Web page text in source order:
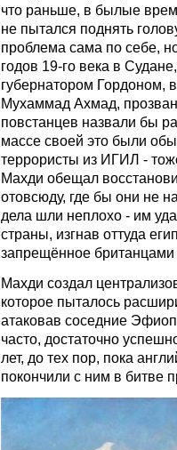
что раньше, в былые
не пытался поднять
проблема сама по себе,
годов 19-го века в
губернатором Гордоном,
Мухаммад Ахмад,
повстанцев назвали бы
массе своей это были
террористы из ИГИЛ -
Махди обещал
отовсюду, где бы они не
дела шли неплохо - им
страны, изгнав оттуда
запрещённое британцами
Махди создал
которое пыталось
атаковав соседние
часто, достаточно
лет, до тех пор, пока
покончили с ним в битве